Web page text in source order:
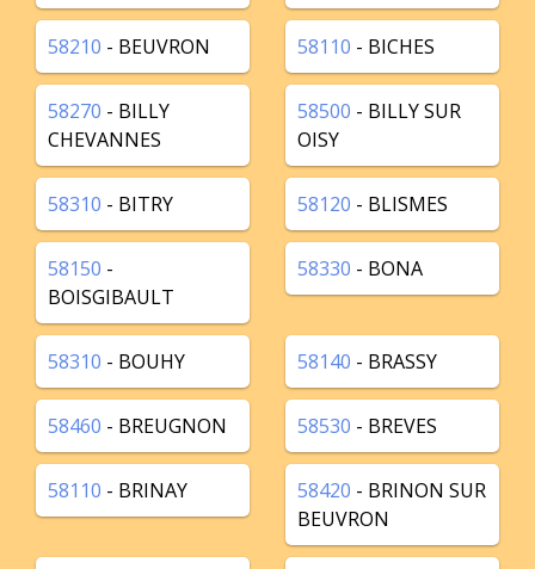
58210 - BEUVRON 58110 - BICHES
58270 - BILLY
CHEVANNES
58500 - BILLY SUR
OISY
58310 - BITRY 58120 - BLISMES
58150 -
BOISGIBAULT
58330 - BONA
58310 - BOUHY 58140 - BRASSY
58460 - BREUGNON 58530 - BREVES
58110 - BRINAY 58420 - BRINON SUR
BEUVRON